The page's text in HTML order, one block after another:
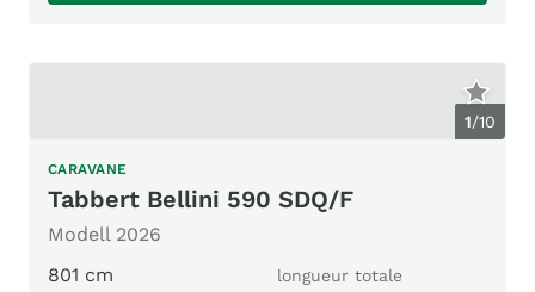
1/10
CARAVANE
Tabbert Bellini 590 SDQ/F
Modell 2026
801 cm
longueur totale